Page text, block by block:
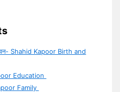
Shahid Kapoor Birth and
Education
Family